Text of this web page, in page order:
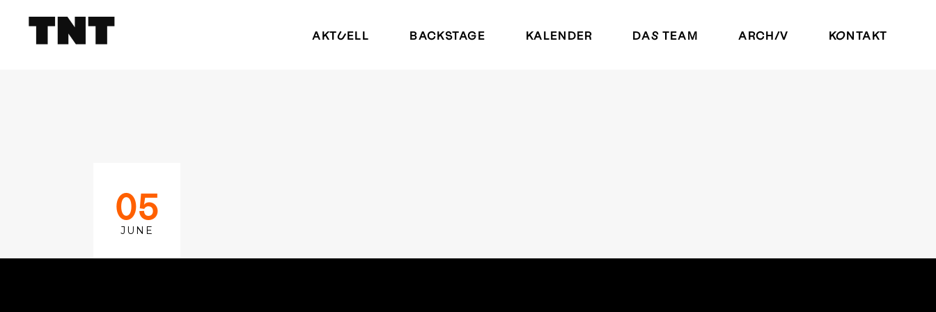
AKTUELL BACKSTAGE KALENDER DAS TEAM ARCHIV KONTAKT
05
JUNE